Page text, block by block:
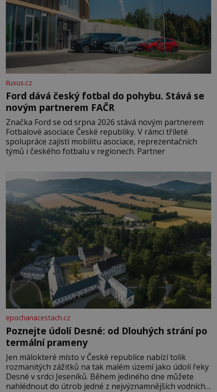
iluxus.cz
Ford dává český fotbal do pohybu. Stává se
novým partnerem FAČR
Značka Ford se od srpna 2026 stává novým partnerem
Fotbalové asociace České republiky. V rámci tříleté
spolupráce zajistí mobilitu asociace, reprezentačních
týmů i českého fotbalu v regionech. Partner
epochanacestach.cz
Poznejte údolí Desné: od Dlouhých strání po
termální prameny
Jen málokteré místo v České republice nabízí tolik
rozmanitých zážitků na tak malém území jako údolí řeky
Desné v srdci Jeseníků. Během jediného dne můžete
nahlédnout do útrob jedné z nejvýznamnějších vodních